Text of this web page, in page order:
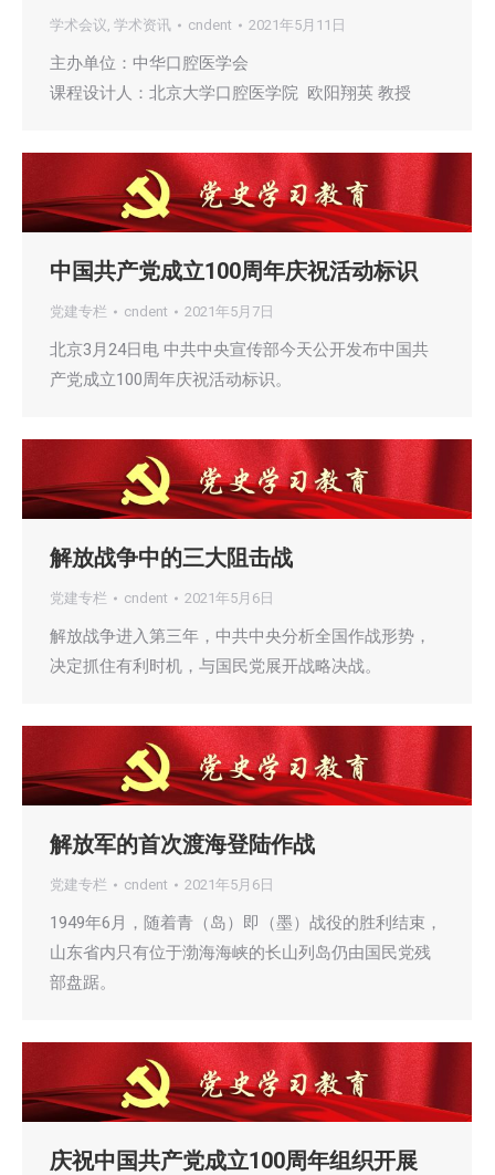
学术会议, 学术资讯 cndent 2021年5月11日
主办单位：中华口腔医学会
课程设计人：北京大学口腔医学院 欧阳翔英 教授
中国共产党成立100周年庆祝活动标识
党建专栏 cndent 2021年5月7日
北京3月24日电 中共中央宣传部今天公开发布中国共
产党成立100周年庆祝活动标识。
解放战争中的三大阻击战
党建专栏 cndent 2021年5月6日
解放战争进入第三年，中共中央分析全国作战形势，
决定抓住有利时机，与国民党展开战略决战。
解放军的首次渡海登陆作战
党建专栏 cndent 2021年5月6日
1949年6月，随着青（岛）即（墨）战役的胜利结束，
山东省内只有位于渤海海峡的长山列岛仍由国民党残
部盘踞。
庆祝中国共产党成立100周年组织开展